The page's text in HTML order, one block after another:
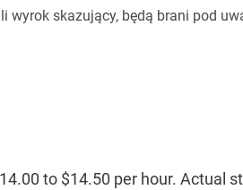
skazujący, będą brani pod
to $14.50 per hour. Actual